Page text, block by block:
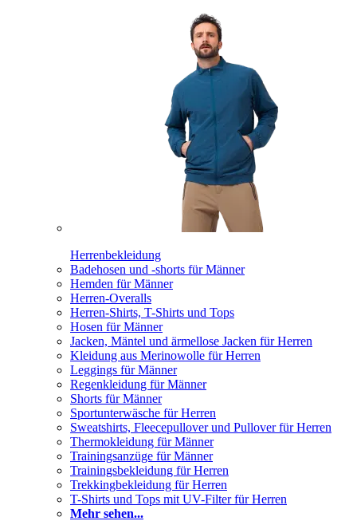
Herrenbekleidung
Badehosen und -shorts für Männer
Hemden für Männer
Herren-Overalls
Herren-Shirts, T-Shirts und Tops
Hosen für Männer
Jacken, Mäntel und ärmellose Jacken für Herren
Kleidung aus Merinowolle für Herren
Leggings für Männer
Regenkleidung für Männer
Shorts für Männer
Sportunterwäsche für Herren
Sweatshirts, Fleecepullover und Pullover für Herren
Thermokleidung für Männer
Trainingsanzüge für Männer
Trainingsbekleidung für Herren
Trekkingbekleidung für Herren
T-Shirts und Tops mit UV-Filter für Herren
Mehr sehen...